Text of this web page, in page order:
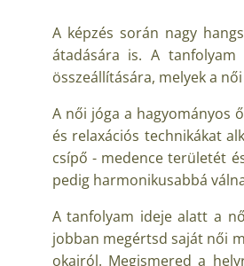
A képzés során nagy
átadására is. A tanfolyam
összeállítására, melyek a
A női jóga a hagyományos
és relaxációs technikákat
csípő - medence területét
pedig harmonikusabbá
A tanfolyam ideje alatt a
jobban megértsd saját női
okairól. Megismered a